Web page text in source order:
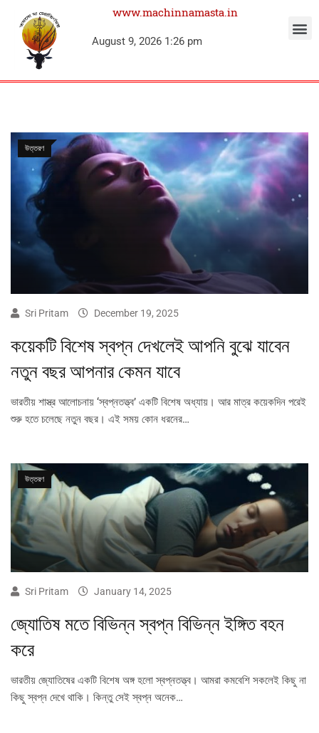
www.machinnamasta.in
August 9, 2026 1:26 pm
উত্তরণ
Sri Pritam December 19, 2025
কয়েকটি বিশেষ স্বপ্ন দেখলেই আপনি বুঝে যাবেন
নতুন বছর আপনার কেমন যাবে
ভারতীয় শাস্ত্র আলোচনায় ‘স্বপ্নতত্ত্ব’ একটি বিশেষ অধ্যায়। আর মাত্র কয়েকদিন পরেই
শুরু হতে চলেছে নতুন বছর। এই সময় কোন ধরনের…
উত্তরণ
Sri Pritam January 14, 2025
জ্যোতিষ মতে বিভিন্ন স্বপ্ন বিভিন্ন ইঙ্গিত বহন
করে
ভারতীয় জ্যোতিষের একটি বিশেষ অঙ্গ হলো স্বপ্নতত্ত্ব। আমরা কমবেশি সকলেই কিছু না
কিছু স্বপ্ন দেখে থাকি। কিন্তু সেই স্বপ্ন অনেক…